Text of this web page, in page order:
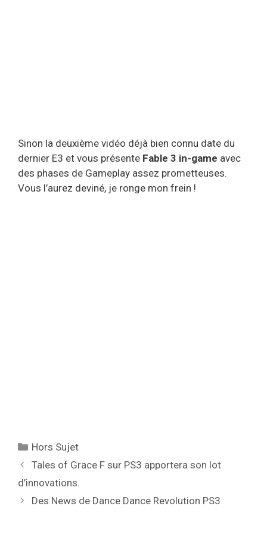
Sinon la deuxième vidéo déjà bien connu date du
dernier E3 et vous présente Fable 3 in-game avec
des phases de Gameplay assez prometteuses.
Vous l’aurez deviné, je ronge mon frein !
Catégories
Hors Sujet
Tales of Grace F sur PS3 apportera son lot
d’innovations.
Des News de Dance Dance Revolution PS3